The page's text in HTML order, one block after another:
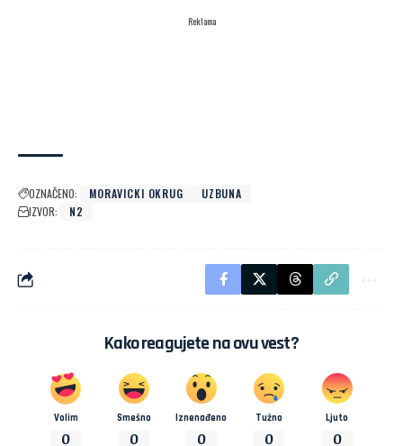
Reklama
OZNAČENO: MORAVICKI OKRUG
UZBUNA
IZVOR:
N2
Kako reagujete na ovu vest?
Volim
0
Smešno
0
Iznenađeno
0
Tužno
0
Ljuto
0